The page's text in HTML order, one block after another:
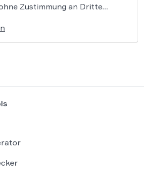
Zustimmung an Dritte
Bundesgerichtshof befasst
der Frage, ob eine solche